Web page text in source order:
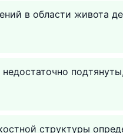
в области живота
структуры